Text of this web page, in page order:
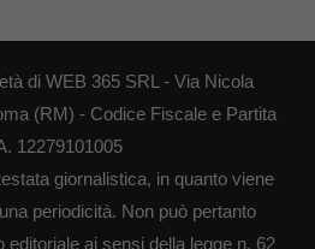
di WEB 365 SRL - Via Nicola
(RM) - Codice Fiscale e Partita
12279101005
giornalistica, in quanto viene
periodicità. Non può pertanto
editoriale ai sensi della legge n. 62